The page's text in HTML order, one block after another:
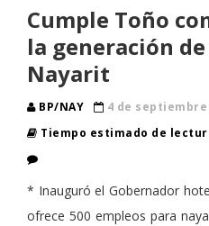
Cumple Toño
la generación
Nayarit
BP/NAY
4 de septiembre
Tiempo estimado de
* Inauguró el Gobernador
ofrece 500 empleos para